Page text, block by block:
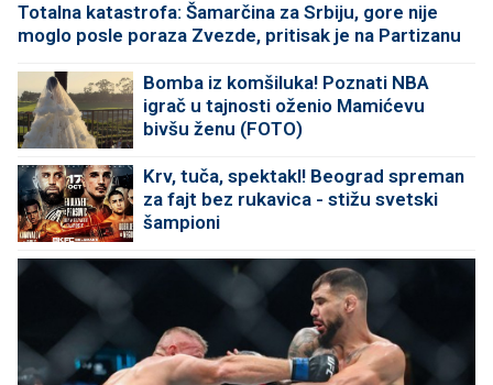
Totalna katastrofa: Šamarčina za Srbiju, gore nije
moglo posle poraza Zvezde, pritisak je na Partizanu
Bomba iz komšiluka! Poznati NBA
igrač u tajnosti oženio Mamićevu
bivšu ženu (FOTO)
Krv, tuča, spektakl! Beograd spreman
za fajt bez rukavica - stižu svetski
šampioni